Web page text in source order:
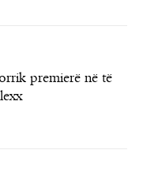
premierë në të